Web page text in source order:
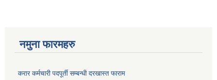
नमुना फारमहरु
करार कर्मचारी पदपूर्ती सम्बन्धी दरखास्त फाराम